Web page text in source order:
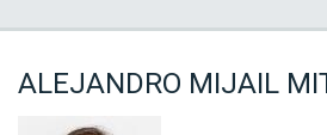
ALEJANDRO MIJAIL